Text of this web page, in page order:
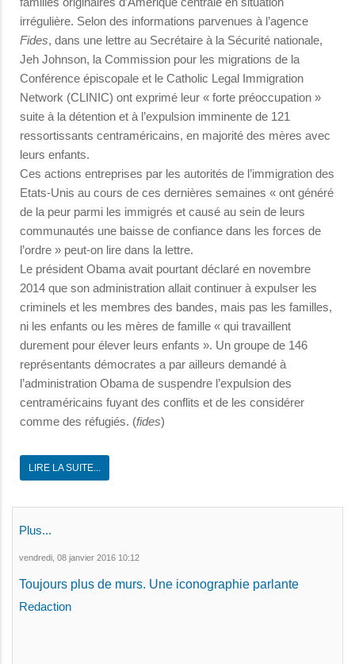
irrégulière. Selon des informations parvenues à l’agence
Fides, dans une lettre au Secrétaire à la Sécurité nationale,
Jeh Johnson, la Commission pour les migrations de la
Conférence épiscopale et le Catholic Legal Immigration
Network (CLINIC) ont exprimé leur « forte préoccupation »
suite à la détention et à l’expulsion imminente de 121
ressortissants centraméricains, en majorité des mères avec
leurs enfants.
Ces actions entreprises par les autorités de l’immigration des
Etats-Unis au cours de ces dernières semaines « ont généré
de la peur parmi les immigrés et causé au sein de leurs
communautés une baisse de confiance dans les forces de
l’ordre » peut-on lire dans la lettre.
Le président Obama avait pourtant déclaré en novembre
2014 que son administration allait continuer à expulser les
criminels et les membres des bandes, mais pas les familles,
ni les enfants ou les mères de famille « qui travaillent
durement pour élever leurs enfants ». Un groupe de 146
représentants démocrates a par ailleurs demandé à
l’administration Obama de suspendre l’expulsion des
centraméricains fuyant des conflits et de les considérer
comme des réfugiés. (fides)
LIRE LA SUITE...
Plus...
vendredi, 08 janvier 2016 10:12
Toujours plus de murs. Une iconographie parlante
Redaction